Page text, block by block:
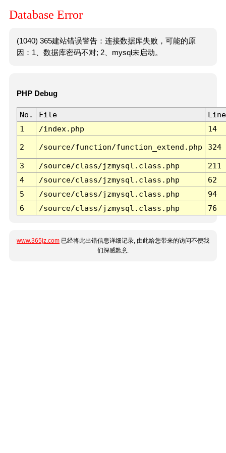
Database Error
(1040) 365建站错误警告：连接数据库失败，可能的原
因：1、数据库密码不对; 2、mysql未启动。
PHP Debug
No. File
Line
1
/index.php 14
2 /source/function/function_extend.php 324
3 /source/class/jzmysql.class.php
211
4
/source/class/jzmysql.class.php
62
5
/source/class/jzmysql.class.php
94
6
/source/class/jzmysql.class.php 76
www.365jz.com 已经将此出错信息详细记录, 由此给您带来的访问不便我
们深感歉意.